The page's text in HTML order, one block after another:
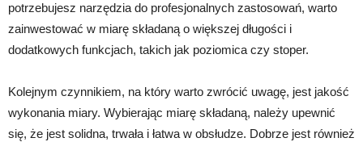
potrzebujesz narzędzia do profesjonalnych zastosowań, warto
zainwestować w miarę składaną o większej długości i
dodatkowych funkcjach, takich jak poziomica czy stoper.
Kolejnym czynnikiem, na który warto zwrócić uwagę, jest jakość
wykonania miary. Wybierając miarę składaną, należy upewnić
się, że jest solidna, trwała i łatwa w obsłudze. Dobrze jest również